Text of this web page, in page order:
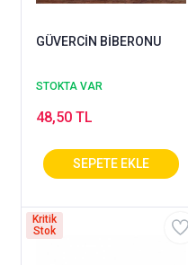
GÜVERCİN BİBERONU
STOKTA VAR
48,50 TL
Kritik
Stok